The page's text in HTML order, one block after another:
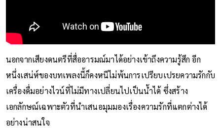
นอกจากเสียงดนตรีที่สื่ออารมณ์มาได้อย่างเข้าถึงความรู้สึก อีก
หนึ่งเสน่ห์ของบทเพลงนี้ก็คงหนีไม่พ้นการเปรียบเปรยความรักกับ
เครื่องดื่มอย่างไวน์ที่ไม่มีทางเปลี่ยนไปเป็นน้ำได้ ซึ่งสร้าง
เอกลักษณ์เฉพาะตัวที่นำเสนอมุมมองเรื่องความรักที่แตกต่างได้
อย่างน่าสนใจ